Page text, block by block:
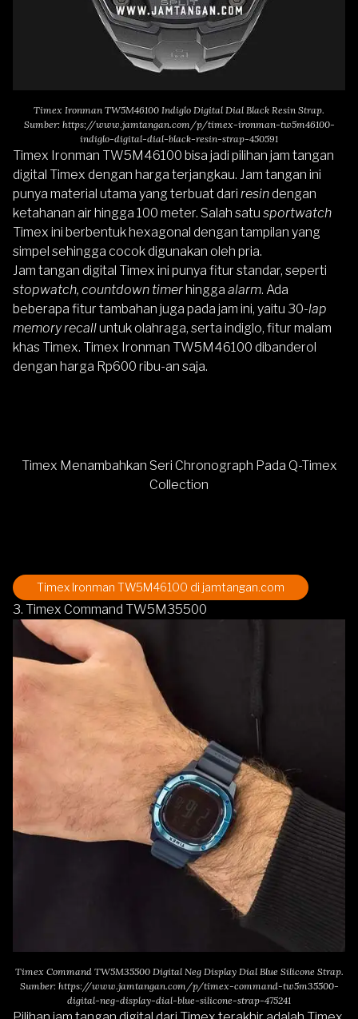
Timex Ironman TW5M46100 Indiglo Digital Dial Black Resin Strap.
Sumber: https://www.jamtangan.com/p/timex-ironman-tw5m46100-
indiglo-digital-dial-black-resin-strap-450591
Timex Ironman TW5M46100 bisa jadi pilihan jam tangan
digital Timex dengan harga terjangkau. Jam tangan ini
punya material utama yang terbuat dari resindengan
ketahanan air hingga 100 meter. Salah satu sportwatch
Timex ini berbentuk hexagonal dengan tampilan yang
simpel sehingga cocok digunakan oleh pria.
Jam tangan digital Timex ini punya fitur standar, seperti
stopwatch, countdown timerhingga alarm. Ada
beberapa fitur tambahan juga pada jam ini, yaitu 30-lap
memory recalluntuk olahraga, serta indiglo, fitur malam
khas Timex. Timex Ironman TW5M46100 dibanderol
dengan harga Rp600 ribu-an saja.
Timex Menambahkan Seri Chronograph Pada Q-Timex
Collection
Timex Ironman TW5M46100 di jamtangan.com
3. Timex Command TW5M35500
Timex Command TW5M35500 Digital Neg Display Dial Blue Silicone Strap.
Sumber: https://www.jamtangan.com/p/timex-command-tw5m35500-
digital-neg-display-dial-blue-silicone-strap-475241